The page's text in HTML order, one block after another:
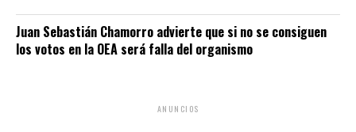
Juan Sebastián Chamorro advierte que si no se consiguen
los votos en la OEA será falla del organismo
ANUNCIOS